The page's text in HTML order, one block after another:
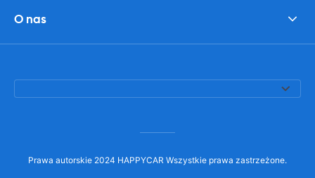
O nas
Prawa autorskie 2024 HAPPYCAR Wszystkie prawa zastrzeżone.